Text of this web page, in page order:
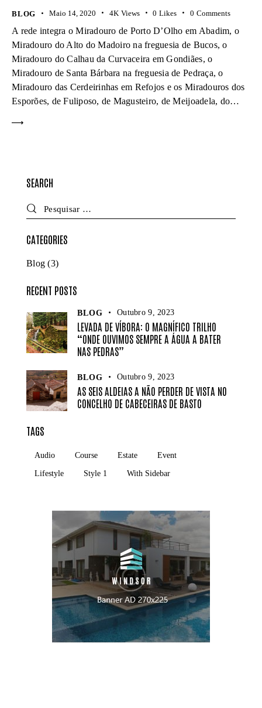
BLOG Maio 14, 2020 4K Views 0 Likes 0 Comments
A rede integra o Miradouro de Porto D’Olho em Abadim, o
Miradouro do Alto do Madoiro na freguesia de Bucos, o
Miradouro do Calhau da Curvaceira em Gondiães, o
Miradouro de Santa Bárbara na freguesia de Pedraça, o
Miradouro das Cerdeirinhas em Refojos e os Miradouros dos
Esporões, de Fuliposo, de Magusteiro, de Meijoadela, do…
SEARCH
CATEGORIES
Blog (3)
RECENT POSTS
BLOG Outubro 9, 2023
LEVADA DE VÍBORA: O MAGNÍFICO TRILHO
“ONDE OUVIMOS SEMPRE A ÁGUA A BATER
NAS PEDRAS”
BLOG Outubro 9, 2023
AS SEIS ALDEIAS A NÃO PERDER DE VISTA NO
CONCELHO DE CABECEIRAS DE BASTO
TAGS
Audio Course Estate Event
Lifestyle Style 1 With Sidebar